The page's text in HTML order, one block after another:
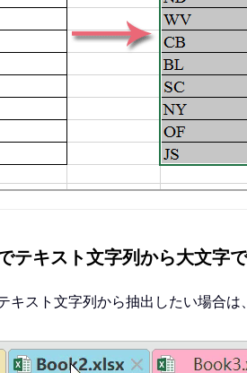
テキスト文字列から大文字
キスト文字列から抽出したい場合は